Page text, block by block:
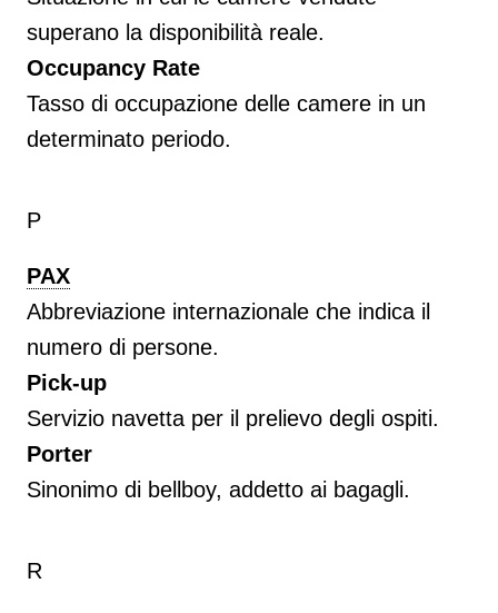
superano la disponibilità reale.
Occupancy Rate
Tasso di occupazione delle camere in un
determinato periodo.
P
PAX
Abbreviazione internazionale che indica il
numero di persone.
Pick-up
Servizio navetta per il prelievo degli ospiti.
Porter
Sinonimo di bellboy, addetto ai bagagli.
R